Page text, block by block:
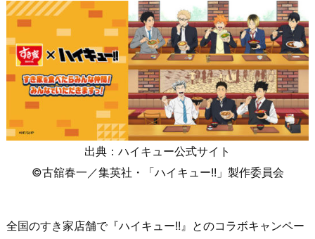
出典：ハイキュー公式サイト
©古舘春一／集英社・「ハイキュー!!」製作委員会
全国のすき家店舗で『ハイキュー!!』とのコラボキャンペー